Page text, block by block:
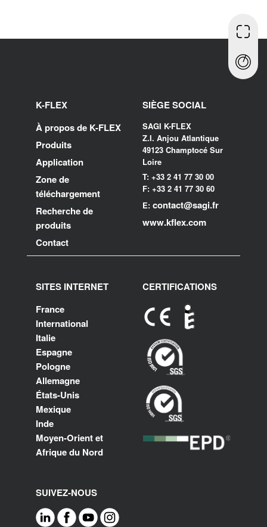
K-FLEX
À propos de K-FLEX
Produits
Application
Zone de
téléchargement
Recherche de
produits
Contact
SIÈGE SOCIAL
SAGI K-FLEX
Z.I. Anjou Atlantique
49123 Champtocé Sur
Loire
T: +33 2 41 77 30 00
F: +33 2 41 77 30 60
E: contact@sagi.fr
www.kflex.com
SITES INTERNET
France
International
Italie
Espagne
Pologne
Allemagne
États-Unis
Mexique
Inde
Moyen-Orient et
Afrique du Nord
CERTIFICATIONS
SUIVEZ-NOUS